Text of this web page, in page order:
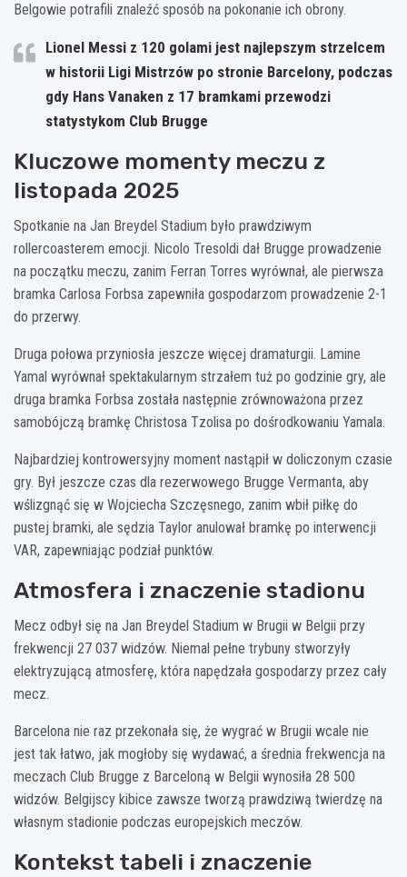
Belgowie potrafili znaleźć sposób na pokonanie ich obrony.
Lionel Messi z 120 golami jest najlepszym strzelcem
w historii Ligi Mistrzów po stronie Barcelony, podczas
gdy Hans Vanaken z 17 bramkami przewodzi
statystykom Club Brugge
Kluczowe momenty meczu z
listopada 2025
Spotkanie na Jan Breydel Stadium było prawdziwym
rollercoasterem emocji. Nicolo Tresoldi dał Brugge prowadzenie
na początku meczu, zanim Ferran Torres wyrównał, ale pierwsza
bramka Carlosa Forbsa zapewniła gospodarzom prowadzenie 2-1
do przerwy.
Druga połowa przyniosła jeszcze więcej dramaturgii. Lamine
Yamal wyrównał spektakularnym strzałem tuż po godzinie gry, ale
druga bramka Forbsa została następnie zrównoważona przez
samobójczą bramkę Christosa Tzolisa po dośrodkowaniu Yamala.
Najbardziej kontrowersyjny moment nastąpił w doliczonym czasie
gry. Był jeszcze czas dla rezerwowego Brugge Vermanta, aby
wślizgnąć się w Wojciecha Szczęsnego, zanim wbił piłkę do
pustej bramki, ale sędzia Taylor anulował bramkę po interwencji
VAR, zapewniając podział punktów.
Atmosfera i znaczenie stadionu
Mecz odbył się na Jan Breydel Stadium w Brugii w Belgii przy
frekwencji 27 037 widzów. Niemal pełne trybuny stworzyły
elektryzującą atmosferę, która napędzała gospodarzy przez cały
mecz.
Barcelona nie raz przekonała się, że wygrać w Brugii wcale nie
jest tak łatwo, jak mogłoby się wydawać, a średnia frekwencja na
meczach Club Brugge z Barceloną w Belgii wynosiła 28 500
widzów. Belgijscy kibice zawsze tworzą prawdziwą twierdzę na
własnym stadionie podczas europejskich meczów.
Kontekst tabeli i znaczenie